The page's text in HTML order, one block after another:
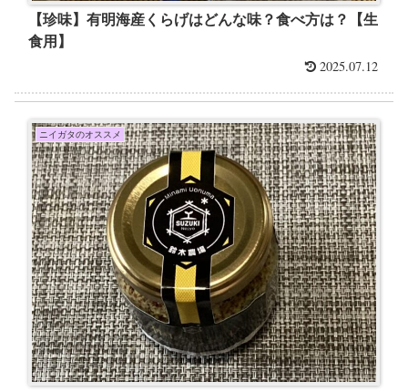
【珍味】有明海産くらげはどんな味？食べ方は？【生
食用】
2025.07.12
ニイガタのオススメ